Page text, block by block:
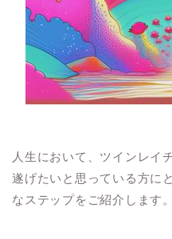
人生において、ツインレイ
遂げたいと思っている方に
なステップをご紹介します。